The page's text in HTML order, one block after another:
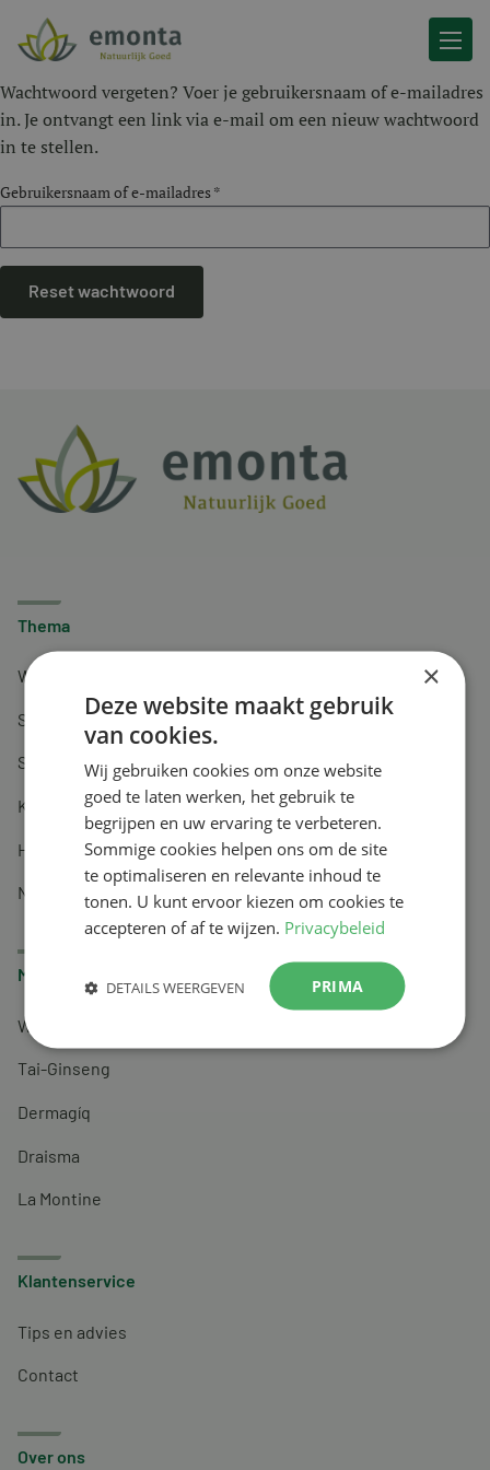
Ga naar de inhoud
Wachtwoord vergeten? Voer je gebruikersnaam of e-mailadres
in. Je ontvangt een link via e-mail om een nieuw wachtwoord
in te stellen.
Gebruikersnaam of e-mailadres*
Reset wachtwoord
Thema
Weerstand en energie
Spijsvertering en voeding
Spieren en gewrichten
Keel en luchtwegen
Huidverzorging
Nachtrust
Merken
Wapiti
Tai-Ginseng
Dermagíq
Draisma
La Montine
Klantenservice
Tips en advies
Contact
Over ons
×
Deze website maakt gebruik
van cookies.
Wij gebruiken cookies om onze website
goed te laten werken, het gebruik te
begrijpen en uw ervaring te verbeteren.
Sommige cookies helpen ons om de site
te optimaliseren en relevante inhoud te
tonen. U kunt ervoor kiezen om cookies te
accepteren of af te wijzen. Privacybeleid
PRIMA
DETAILS WEERGEVEN